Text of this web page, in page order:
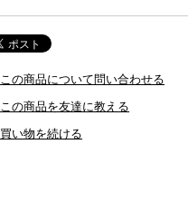
この商品について問い合わせる
この商品を友達に教える
買い物を続ける